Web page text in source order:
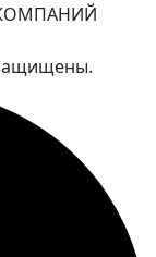
КОМПАНИЙ